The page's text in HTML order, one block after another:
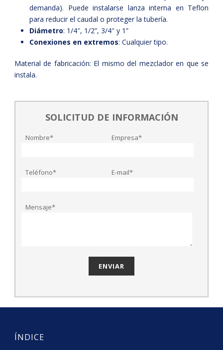
demanda). Puede instalarse lanza interna en Teflon
para reducir el caudal o proteger la tubería.
Diámetro: 1/4″, 1/2”, 3/4″ y 1”
Conexiones en extremos: Cualquier tipo.
Material de fabricación: El mismo del mezclador en que se
instala.
SOLICITUD DE INFORMACIÓN
Nombre* Empresa*
Teléfono* E-mail*
Mensaje*
ÍNDICE